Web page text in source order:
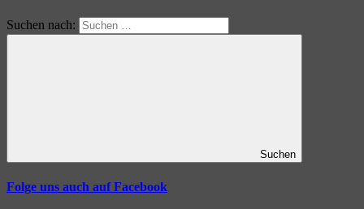
Suchen nach:
Suchen
Folge uns auch auf Facebook